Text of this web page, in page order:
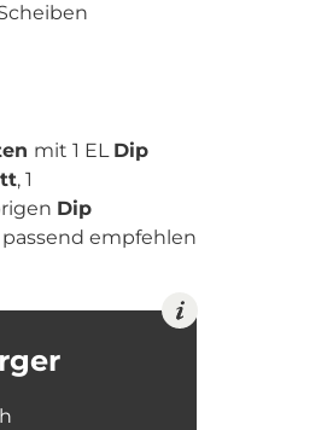
mit 1 EL Dip
, 1
Dip
empfehlen